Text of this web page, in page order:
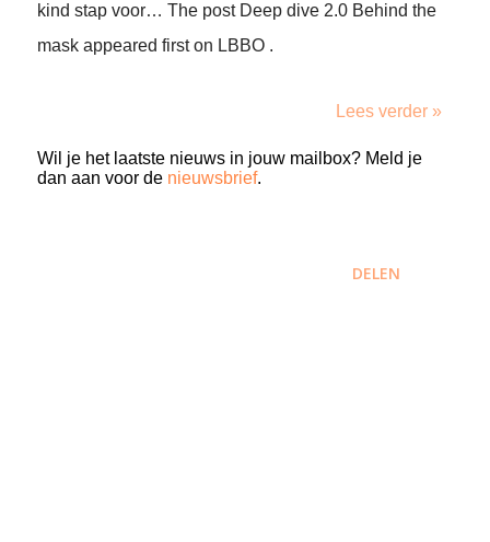
kind stap voor… The post Deep dive 2.0 Behind the
mask appeared first on LBBO .
Lees verder »
Wil je het laatste nieuws in jouw mailbox? Meld je
dan aan voor de nieuwsbrief.
DELEN